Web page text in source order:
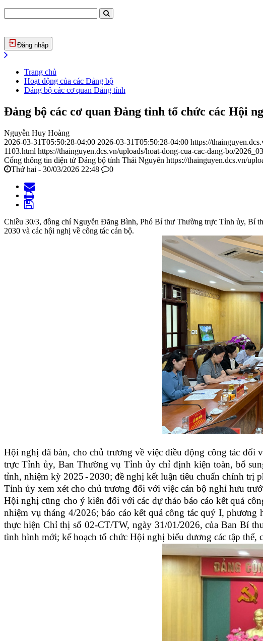
Đăng nhập
Trang chủ
Hoạt động của các Đảng bộ
Đảng bộ các cơ quan Đảng tỉnh
Đảng bộ các cơ quan Đảng tỉnh tổ chức các Hội
Nguyễn Huy Hoàng
2026-03-31T05:50:28-04:00 2026-03-31T05:50:28-04:00 https://
1103.html https://thainguyen.dcs.vn/uploads/hoat-dong-cua-cac-dang-bo/
Cổng thông tin điện tử Đảng bộ tỉnh Thái Nguyên https://thainguyen.dcs.vn/
Thứ hai - 30/03/2026 22:48
0
Chiều 30/3, đồng chí Nguyễn Đăng Bình, Phó Bí thư Thường trực Tỉnh ủy, Bí
2030 và các hội nghị về công tác cán bộ.
Hội nghị đã bàn, cho chủ trương về việc điều động công tác
trực Tỉnh ủy, Ban Thường vụ Tỉnh ủy chỉ định kiện toàn, bổ
tỉnh, nhiệm kỳ 2025-2030; đề nghị kết luận tiêu chuẩn chính trị
Tỉnh ủy xem xét cho chủ trương đối với việc cán bộ nghỉ hưu
Hội nghị cũng cho ý kiến đối với các dự thảo báo cáo kết quả
nhiệm vụ tháng 4/2026; báo cáo kết quả công tác quý I,
thực hiện Chỉ thị số 02-CT/TW, ngày 31/01/2026, của Ban Bí
tình hình mới; kế hoạch tổ chức Hội nghị biểu dương các tập